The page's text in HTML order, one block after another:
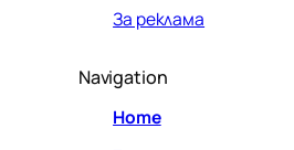
За реклама
Navigation
Home